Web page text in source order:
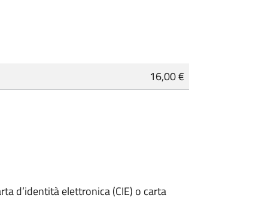
16,00 €
d’identità elettronica (CIE) o carta